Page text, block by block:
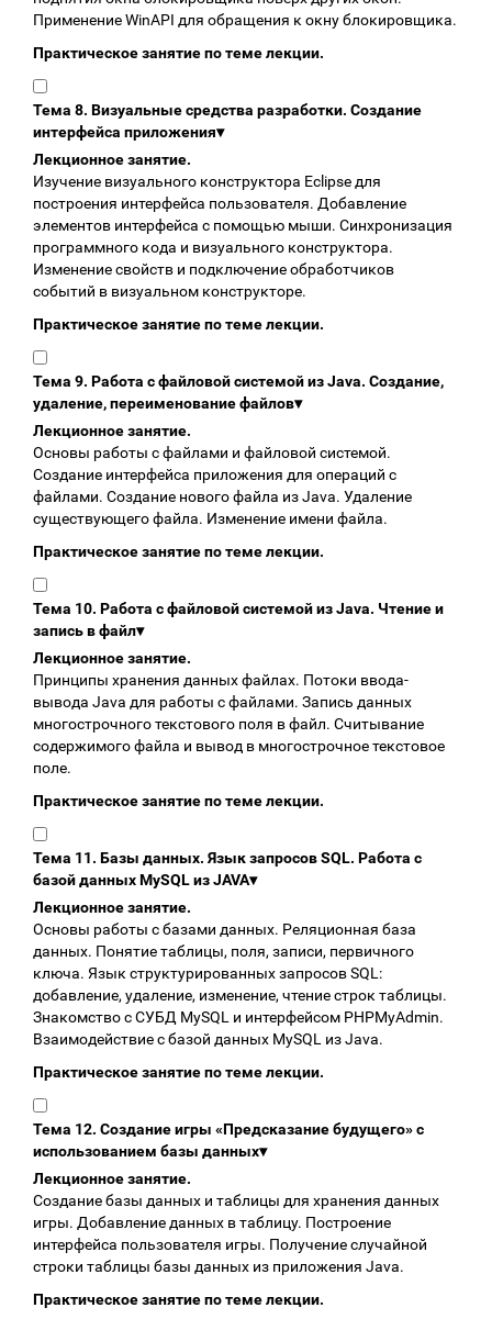
Применение WinAPI для обращения к окну блокировщика.
Практическое занятие по теме лекции.
Тема 8. Визуальные средства разработки. Создание
интерфейса приложения▾
Лекционное занятие.
Изучение визуального конструктора Eclipse для
построения интерфейса пользователя. Добавление
элементов интерфейса с помощью мыши. Синхронизация
программного кода и визуального конструктора.
Изменение свойств и подключение обработчиков
событий в визуальном конструкторе.
Практическое занятие по теме лекции.
Тема 9. Работа с файловой системой из Java. Создание,
удаление, переименование файлов▾
Лекционное занятие.
Основы работы с файлами и файловой системой.
Создание интерфейса приложения для операций с
файлами. Создание нового файла из Java. Удаление
существующего файла. Изменение имени файла.
Практическое занятие по теме лекции.
Тема 10. Работа с файловой системой из Java. Чтение и
запись в файл▾
Лекционное занятие.
Принципы хранения данных файлах. Потоки ввода-
вывода Java для работы с файлами. Запись данных
многострочного текстового поля в файл. Считывание
содержимого файла и вывод в многострочное текстовое
поле.
Практическое занятие по теме лекции.
Тема 11. Базы данных. Язык запросов SQL. Работа с
базой данных MySQL из JAVA▾
Лекционное занятие.
Основы работы с базами данных. Реляционная база
данных. Понятие таблицы, поля, записи, первичного
ключа. Язык структурированных запросов SQL:
добавление, удаление, изменение, чтение строк таблицы.
Знакомство с СУБД MySQL и интерфейсом PHPMyAdmin.
Взаимодействие с базой данных MySQL из Java.
Практическое занятие по теме лекции.
Тема 12. Создание игры «Предсказание будущего» с
использованием базы данных▾
Лекционное занятие.
Создание базы данных и таблицы для хранения данных
игры. Добавление данных в таблицу. Построение
интерфейса пользователя игры. Получение случайной
строки таблицы базы данных из приложения Java.
Практическое занятие по теме лекции.